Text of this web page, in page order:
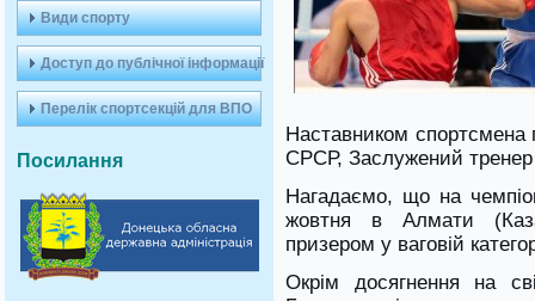
Види спорту
Доступ до публічної інформації
Перелік спортсекцій для ВПО
Посилання
Наставником спортсмена
СРСР, Заслужений тренер
Нагадаємо, що на
жовтня в Алмати
призером у ваговій
Окрім досягнення на